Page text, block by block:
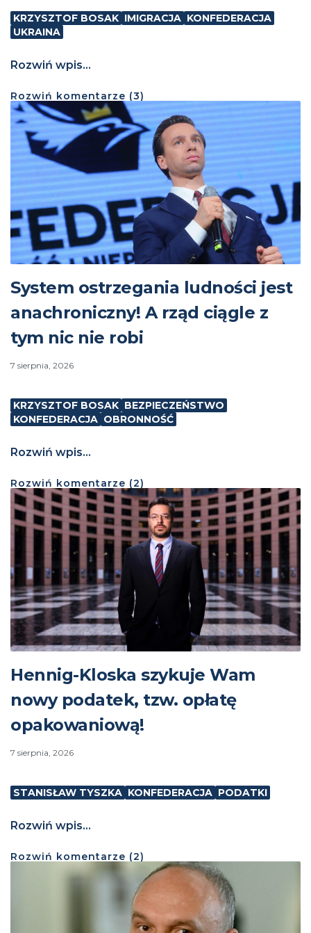
KRZYSZTOF BOSAK IMIGRACJA KONFEDERACJA
UKRAINA
Rozwiń wpis...
Rozwiń komentarze (3)
System ostrzegania ludności jest
anachroniczny! A rząd ciągle z
tym nic nie robi
7 sierpnia, 2026
KRZYSZTOF BOSAK BEZPIECZEŃSTWO
KONFEDERACJA OBRONNOŚĆ
Rozwiń wpis...
Rozwiń komentarze (2)
Hennig-Kloska szykuje Wam
nowy podatek, tzw. opłatę
opakowaniową!
7 sierpnia, 2026
STANISŁAW TYSZKA KONFEDERACJA PODATKI
Rozwiń wpis...
Rozwiń komentarze (2)